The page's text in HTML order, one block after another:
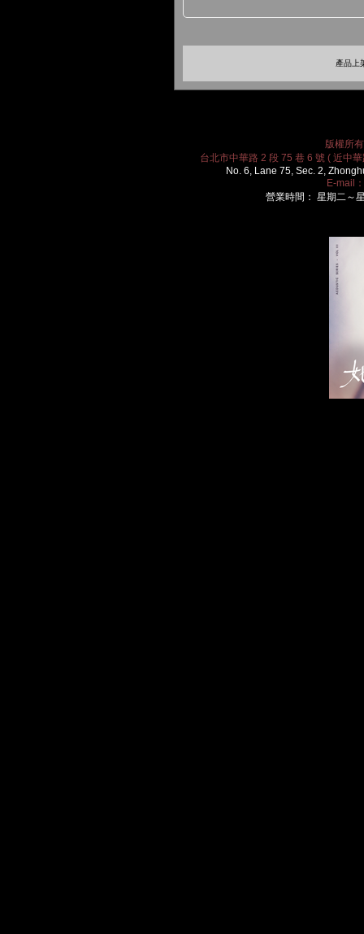
產品上
版權所
台北市中華路 2 段 75 巷 6 號 ( 近中
No. 6, Lane 75, Sec. 2,
E-mail：
營業時間： 星期二～